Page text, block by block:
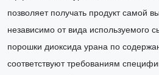
позволяет получать продукт самой
независимо от вида используемого
порошки диоксида урана по
соответствуют требованиям